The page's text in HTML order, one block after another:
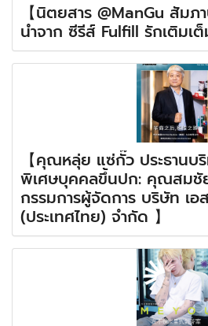
【นิตยสาร @ManGu สั
นำจาก ซีรีส์ Fulfill รักเติมเต็
【คุณหลุ่ย แซ่กั๊ว ประธาน
พิเศษบุคคลขึ้นปก: คุณสมชั
กรรมการผู้จัดการ บริษัท เ
(ประเทศไทย) จำกัด 】